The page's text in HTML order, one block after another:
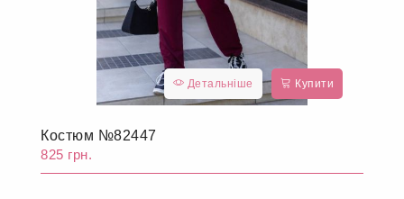
Детальніше Купити
Костюм №82447
825 грн.